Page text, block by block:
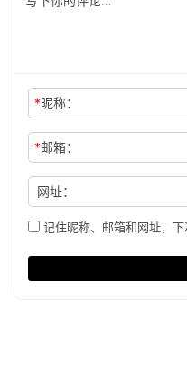
*昵称：
*邮箱：
网址：
记住昵称、邮箱和网址，下